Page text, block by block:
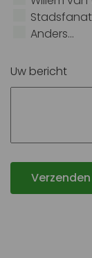
Anders...
Uw bericht
Verzenden